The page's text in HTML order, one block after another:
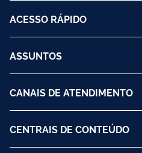
ACESSO RÁPIDO
ASSUNTOS
CANAIS DE ATENDIMENTO
CENTRAIS DE CONTEÚDO